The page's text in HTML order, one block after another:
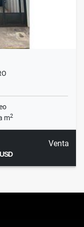
m2
Venta
USD